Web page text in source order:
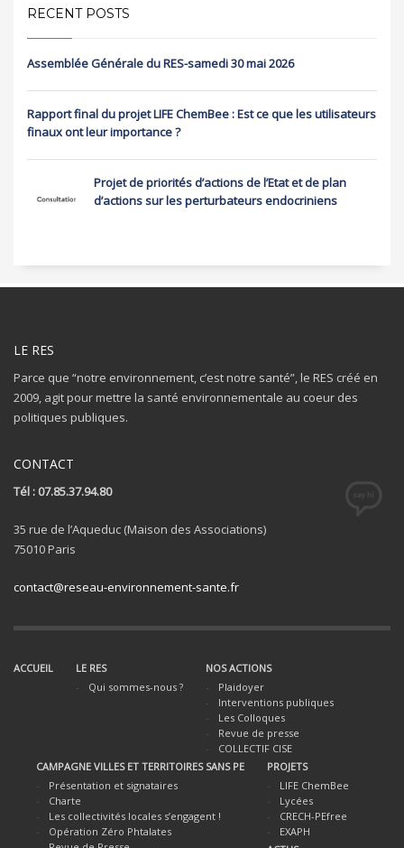
RECENT POSTS
Assemblée Générale du RES-samedi 30 mai 2026
Rapport final du projet LIFE ChemBee : Est ce que les utilisateurs
finaux ont leur importance ?
Projet de priorités d’actions de l’Etat et de plan
d’actions sur les perturbateurs endocriniens
LE RES
Parce que “notre environnement, c’est notre santé”, le RES créé en
2009, agit pour mettre la santé environnementale au coeur des
politiques publiques.
CONTACT
Tél : 07.85.37.94.80
35 rue de l’Aqueduc (Maison des Associations)
75010 Paris
contact@reseau-environnement-sante.fr
ACCUEIL
LE RES
Qui sommes-nous ?
NOS ACTIONS
Plaidoyer
Interventions publiques
Les Colloques
Revue de presse
COLLECTIF CISE
CAMPAGNE VILLES ET TERRITOIRES SANS PE
Présentation et signataires
Charte
Les collectivités locales s’engagent !
Opération Zéro Phtalates
PROJETS
LIFE ChemBee
Lycées
CRECH-PEfree
EXAPH